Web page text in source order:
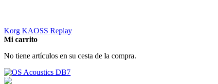
Korg KAOSS Replay
Mi carrito
No tiene artículos en su cesta de la compra.